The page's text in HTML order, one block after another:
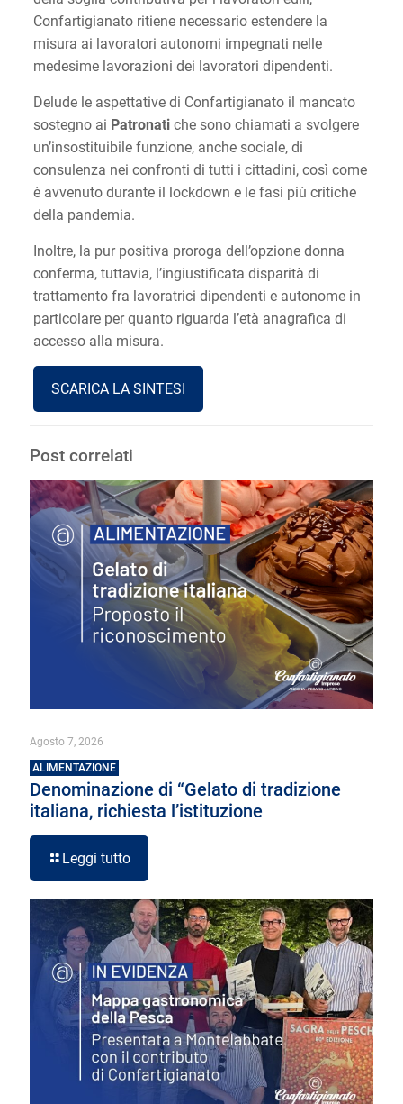
Confartigianato ritiene necessario estendere la
misura ai lavoratori autonomi impegnati nelle
medesime lavorazioni dei lavoratori dipendenti.
Delude le aspettative di Confartigianato il mancato
sostegno ai Patronatiche sono chiamati a svolgere
un’insostituibile funzione, anche sociale, di
consulenza nei confronti di tutti i cittadini, così come
è avvenuto durante il lockdown e le fasi più critiche
della pandemia.
Inoltre, la pur positiva proroga dell’opzione donna
conferma, tuttavia, l’ingiustificata disparità di
trattamento fra lavoratrici dipendenti e autonome in
particolare per quanto riguarda l’età anagrafica di
accesso alla misura.
SCARICA LA SINTESI
Post correlati
Agosto 7, 2026
ALIMENTAZIONE
Denominazione di “Gelato di tradizione
italiana, richiesta l’istituzione
Leggi tutto